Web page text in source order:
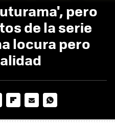
pero
de la serie
locura pero